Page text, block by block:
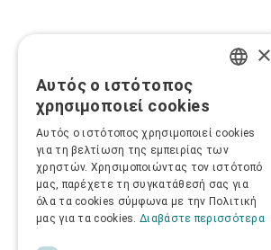
×
Αυτός ο ιστότοπος
χρησιμοποιεί cookies
Αυτός ο ιστότοπος χρησιμοποιεί cookies
για τη βελτίωση της εμπειρίας των
χρηστών. Χρησιμοποιώντας τον ιστότοπό
μας, παρέχετε τη συγκατάθεσή σας για
όλα τα cookies σύμφωνα με την Πολιτική
μας για τα cookies. Διαβάστε περισσότερα